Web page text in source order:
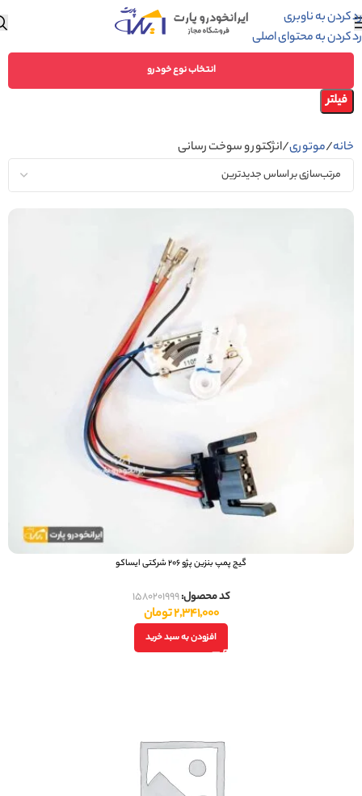
رد کردن به ناوبری
رد کردن به محتوای اصلی
انتخاب نوع خودرو
فیلتر
خانه موتوری انژکتور و سوخت رسانی
گيج پمپ بنزين پژو 206 شرکتی ایساکو
کد محصول:1580201999
2,341,000تومان
افزودن به سبد خرید